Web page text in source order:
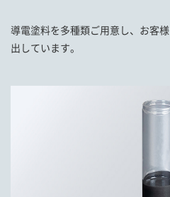
導電塗料を多種類ご用意し、お客
出しています。